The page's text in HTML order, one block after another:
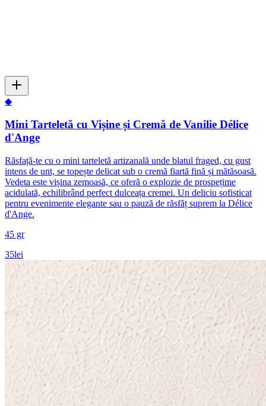
◆
Mini Tarteletă cu Vișine și Cremă de Vanilie Délice
d'Ange
Răsfață-te cu o mini tarteletă artizanală unde blatul fraged, cu gust
intens de unt, se topește delicat sub o cremă fiartă fină și mătăsoasă.
Vedeta este vișina zemoasă, ce oferă o explozie de prospețime
acidulată, echilibrând perfect dulceața cremei. Un deliciu sofisticat
pentru evenimente elegante sau o pauză de răsfăț suprem la Délice
d'Ange.
45 gr
35lei